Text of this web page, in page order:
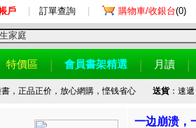
戶 訂單查詢 購物車/收銀台(0)
特價區 會員書架精選 月讀
，正品正价，放心網購，悭钱省心 送貨：速遞
一边崩溃，